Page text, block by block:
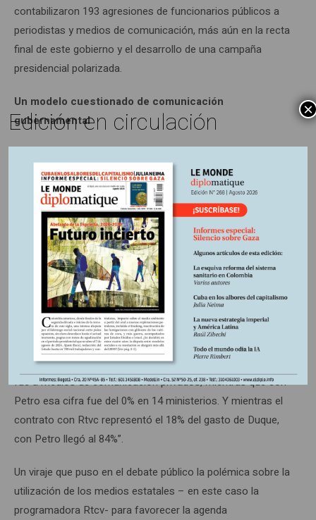
contabilizaron 193 agresiones de funcionarios públicos a
periodistas y medios de comunicación, más aún en la recta
final de este gobierno y el desarrollo de una campaña
presidencial polarizada.
Un modelo cuestionado de comunicación
gubernamental
comunicación contra el gobierno de Gustavo Petro pueden
explicarse por el giro dado a la adjudicación de la pauta
publicitaria estatal, con la cual gobiernos anteriores
favorecieron mayoritariamente a los grandes medios. Si
bien muchas dependencias y entidades descentralizadas
tienen autonomía en la asignación de la pauta publicitaria –
y de hecho la han otorgado a medios privados– desde la
Presidencia no se adjudicó un solo peso por este rubro a
los medios privados, sino que favoreció la inversión en los
medios estatales. Según un informe periodístico de La Silla
Vacía, “el giro fue radical. Con Duque el 69% de la pauta se
fue a medios de comunicación privados, mientras que con
Petro esa cifra fue del 0% en 14 ministerios. Y mientras el
contrato con Rtvc representó el 18% del gasto de Duque,
con Petro llegó al 84%”.
Un viraje que puso en el debate público la polémica sobre la
utilización de los medios estatales – en este caso la
programadora Rtcv- para favorecer la agenda
Edición en circulación ×